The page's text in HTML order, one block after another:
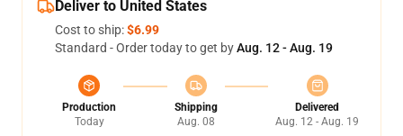
Deliver to United States
Cost to ship:$6.99
Standard - Order today to get byAug. 12 - Aug. 19
Production
Today
Shipping
Aug. 08
Delivered
Aug. 12 - Aug. 19